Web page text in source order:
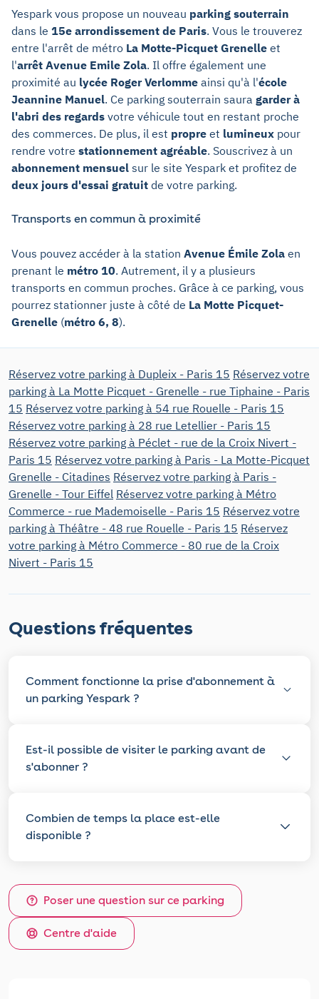
Yespark vous propose un nouveau parking souterrain
dans le 15e arrondissement de Paris. Vous le trouverez
entre l'arrêt de métro La Motte-Picquet Grenelle et
l'arrêt Avenue Emile Zola. Il offre également une
proximité au lycée Roger Verlomme ainsi qu'à l'école
Jeannine Manuel. Ce parking souterrain saura garder à
l'abri des regards votre véhicule tout en restant proche
des commerces. De plus, il est propre et lumineux pour
rendre votre stationnement agréable. Souscrivez à un
abonnement mensuel sur le site Yespark et profitez de
deux jours d'essai gratuit de votre parking.
Transports en commun à proximité
Vous pouvez accéder à la station Avenue Émile Zola en
prenant le métro 10. Autrement, il y a plusieurs
transports en commun proches. Grâce à ce parking, vous
pourrez stationner juste à côté de La Motte Picquet-
Grenelle (métro 6, 8).
Réservez votre parking à Dupleix - Paris 15 Réservez votre
parking à La Motte Picquet - Grenelle - rue Tiphaine - Paris
15 Réservez votre parking à 54 rue Rouelle - Paris 15
Réservez votre parking à 28 rue Letellier - Paris 15
Réservez votre parking à Péclet - rue de la Croix Nivert -
Paris 15 Réservez votre parking à Paris - La Motte-Picquet
Grenelle - Citadines Réservez votre parking à Paris -
Grenelle - Tour Eiffel Réservez votre parking à Métro
Commerce - rue Mademoiselle - Paris 15 Réservez votre
parking à Théâtre - 48 rue Rouelle - Paris 15 Réservez
votre parking à Métro Commerce - 80 rue de la Croix
Nivert - Paris 15
Questions fréquentes
Comment fonctionne la prise d'abonnement à
un parking Yespark ?
Est-il possible de visiter le parking avant de
s'abonner ?
Combien de temps la place est-elle
disponible ?
Poser une question sur ce parking
Centre d'aide